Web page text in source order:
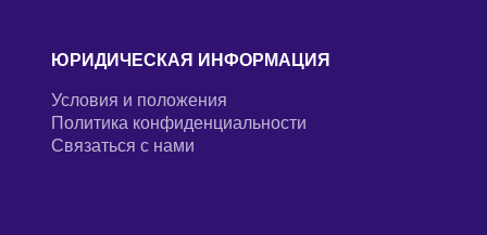
ЮРИДИЧЕСКАЯ ИНФОРМАЦИЯ
Условия и положения
Политика конфиденциальности
Связаться с нами